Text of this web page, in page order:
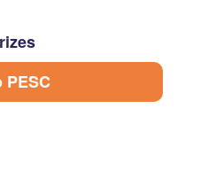
PESC